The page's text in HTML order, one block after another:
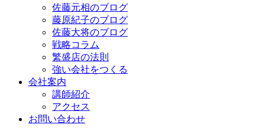
佐藤元相のブログ
藤原紀子のブログ
佐藤大将のブログ
戦略コラム
繁盛店の法則
強い会社をつくる
会社案内
講師紹介
アクセス
お問い合わせ